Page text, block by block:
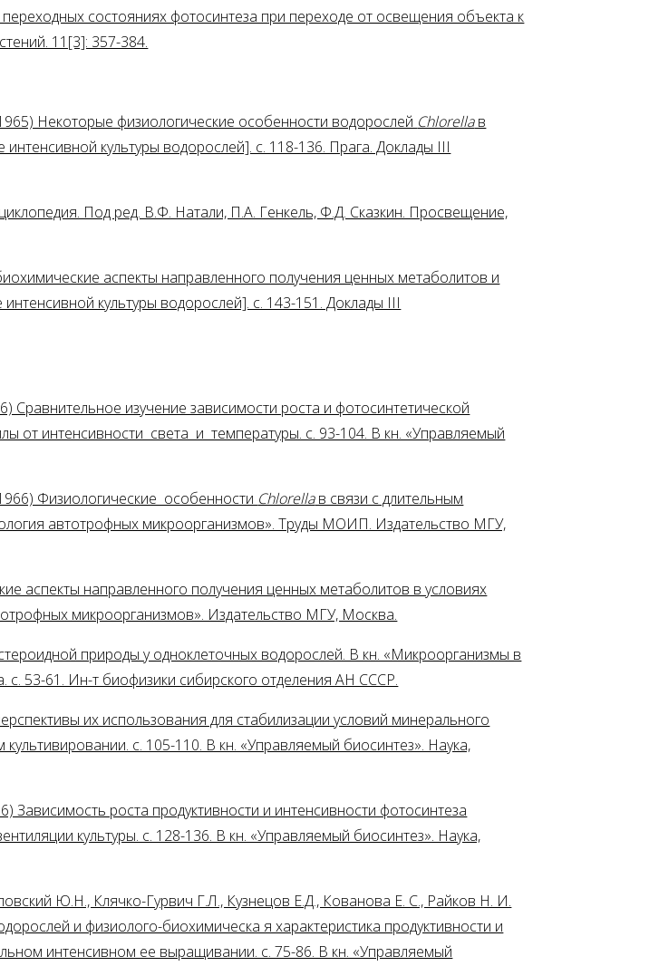
состояниях фотосинтеза при переходе от освещения объекта к
11[3]: 357-384.
Некоторые физиологические особенности водорослей Сhlorellaв
культуры водорослей]. с. 118-136. Прага. Доклады III
Под ред. В.Ф. Натали, П.А. Генкель, Ф.Д. Сказкин. Просвещение,
аспекты направленного получения ценных метаболитов и
культуры водорослей]. с. 143-151. Доклады III
изучение зависимости роста и фотосинтетической
от интенсивности света и температуры. с. 93-104. В кн. «Управляемый
Физиологические особенности Chlorellaв связи с длительным
автотрофных микроорганизмов». Труды МОИП. Издательство МГУ,
аспекты направленного получения ценных метаболитов в условиях
микроорганизмов». Издательство МГУ, Москва.
природы у одноклеточных водорослей. В кн. «Микроорганизмы в
с. 53-61. Ин-т биофизики сибирского отделения АН СССР.
их использования для стабилизации условий минерального
с. 105-110. В кн. «Управляемый биосинтез». Наука,
роста продуктивности и интенсивности фотосинтеза
культуры. с. 128-136. В кн. «Управляемый биосинтез». Наука,
Ю.Н., Клячко-Гурвич Г.Л., Кузнецов Е.Д., Кованова Е. С., Райков Н. И.
и физиолого-биохимическа я характеристика продуктивности и
интенсивном ее выращивании. с. 75-86. В кн. «Управляемый